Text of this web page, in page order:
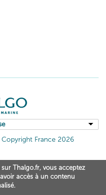
Copyright France 2026
Thalgo.fr, vous acceptez
accès à un contenu